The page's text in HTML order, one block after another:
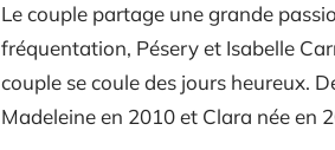
Le couple partage une grande
fréquentation, Pésery et Isabelle
couple se coule des jours heureux.
Madeleine en 2010 et Clara née en